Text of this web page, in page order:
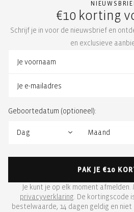
€10 korting
Schrijf je in voor de nieuwsbrief en
en exclusieve
Geboortedatum (optioneel):
PAK JE €10
Je kunt je op elk moment
privacyverklaring. De kortingscode
bestelwaarde, 14 dagen geldig en